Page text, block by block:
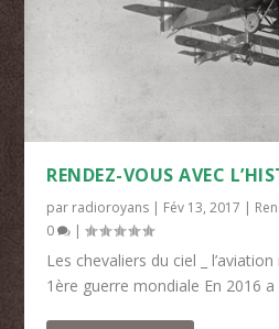
RENDEZ-VOUS AVEC
par radioroyans | Fév 13, 2017 |
0
|
Les chevaliers du ciel _
1ère guerre mondiale En 2016 a